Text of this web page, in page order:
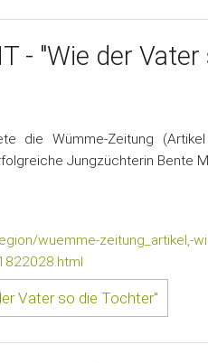
- "Wie der Vater
die Wümme-Zeitung
Jungzüchterin Bente
wuemme-zeitung_artikel,-
Vater so die Tochter"